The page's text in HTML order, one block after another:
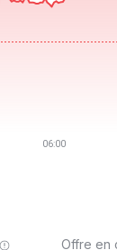
Offre en